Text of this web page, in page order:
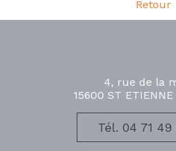
Retour
4, rue de la
15600 ST ETIENNE
Tél. 04 71 49